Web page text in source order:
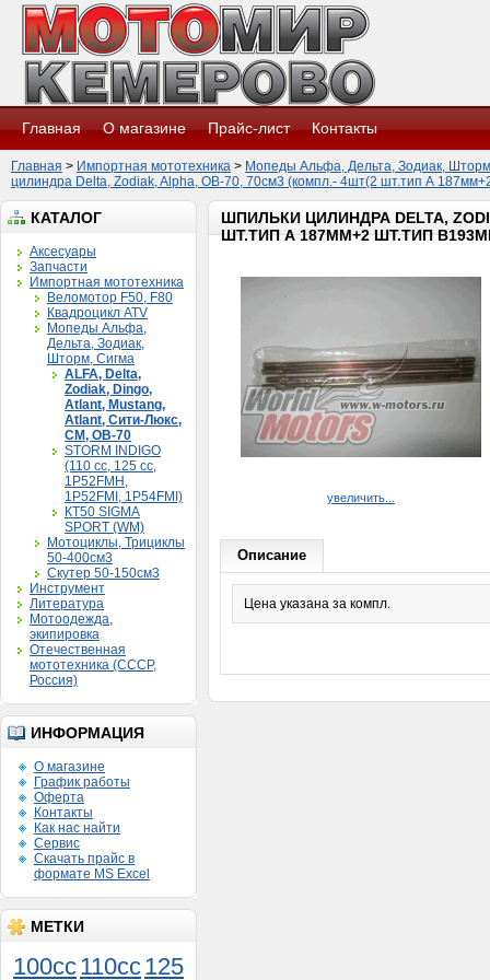
Главная О магазине Прайс-лист Контакты
Главная > Импортная мототехника > Мопеды Альфа, Дельта, Зодиак,
цилиндра Delta, Zodiak, Alpha, ОВ-70, 70см3 (компл.- 4шт(2 шт.тип А
КАТАЛОГ
Аксесуары
Запчасти
Импортная мототехника
Веломотор F50, F80
Квадроцикл ATV
Мопеды Альфа,
Дельта, Зодиак,
Шторм, Сигма
ALFA, Delta,
Zodiak, Dingo,
Atlant, Mustang,
Atlant, Сити-Люкс,
CM, ОВ-70
STORM INDIGO
(110 сс, 125 cc,
1P52FMH,
1P52FMI, 1P54FMI)
КТ50 SIGMA
SPORT (WM)
Мотоциклы, Трициклы
50-400см3
Скутер 50-150см3
Инструмент
Литература
Мотоодежда,
экипировка
Отечественная
мототехника (СССР,
Россия)
ИНФОРМАЦИЯ
О магазине
График работы
Оферта
Контакты
Как нас найти
Сервис
Скачать прайс в
формате MS Excel
МЕТКИ
100cc110cc125
ШПИЛЬКИ ЦИЛИНДРА DELTA,
ШТ.ТИП А 187ММ+2 ШТ.ТИП
увеличить...
Описание
Цена указана за компл.